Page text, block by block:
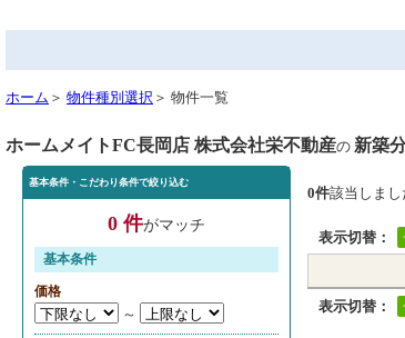
ホーム ＞ 物件種別選択 ＞ 物件一覧
ホームメイトFC長岡店 株式会社栄不動産の 新築
0件該当しまし
表示切替：
表示切替：
基本条件・こだわり条件で絞り込む
0 件がマッチ
基本条件
価格
～